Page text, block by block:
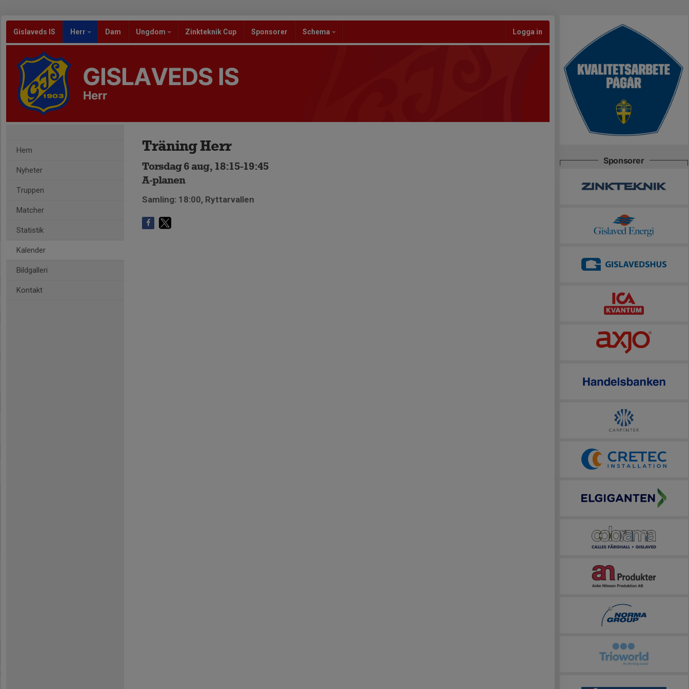
Gislaveds IS Herr Dam Ungdom Zinkteknik Cup Sponsorer Schema Logga in
GISLAVEDS IS
Herr
Hem
Nyheter
Truppen
Matcher
Statistik
Kalender
Bildgalleri
Kontakt
Träning Herr
Torsdag 6 aug, 18:15-19:45
A-planen
Samling: 18:00, Ryttarvallen
Sponsorer